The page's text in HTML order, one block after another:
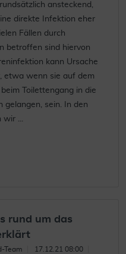
ansteckend,
direkte Infektion eher
Fällen durch
betroffen sind hiervon
kann Ursache
etwa wenn sie auf dem
Toilettengang in die
gelangen, sein. In den
wir ...
rund um das
Team
17.12.21 08:00